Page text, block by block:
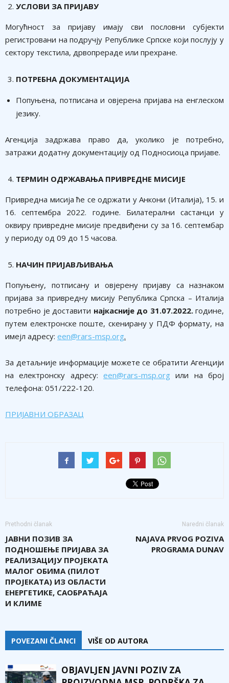
УСЛОВИ ЗА ПРИЈАВУ
Могућност за пријаву имају сви пословни субјекти
регистровани на подручју Републике Српске који послују у
сектору текстила, дрвопрераде или прехране.
ПОТРЕБНА ДОКУМЕНТАЦИЈА
Попуњена, потписана и овјерена пријава на енглеском
језику.
Агенција задржава право да, уколико је потребно,
затражи додатну документацију од Подносиоца пријаве.
ТЕРМИН ОДРЖАВАЊА ПРИВРЕДНЕ МИСИЈЕ
Привредна мисија ће се одржати у Анкони (Италија), 15. и
16. септембра 2022. године. Билатерални састанци у
оквиру привредне мисије предвиђени су за 16. септембар
у периоду од 09 до 15 часова.
НАЧИН ПРИЈАВЉИВАЊА
Попуњену, потписану и овјерену пријаву са назнаком
пријава за привредну мисију Република Српска – Италија
потребно је доставити најкасније до 31.07.2022.године,
путем електронске поште, скенирану у ПДФ формату, на
имејл адресу: een@rars-msp.org.
За детаљније информације можете се обратити Агенцији
на електронску адресу: een@rars-msp.org или на број
телефона: 051/222-120.
ПРИЈАВНИ ОБРАЗАЦ
Prethodni članak
ЈАВНИ ПОЗИВ ЗА
ПОДНОШЕЊЕ ПРИЈАВА ЗА
РЕАЛИЗАЦИЈУ ПРОЈЕКАТА
МАЛОГ ОБИМА (ПИЛОТ
ПРОЈЕКАТА) ИЗ ОБЛАСТИ
ЕНЕРГЕТИКЕ, САОБРАЋАЈА
И КЛИМЕ
Naredni članak
NAJAVA PRVOG POZIVA
PROGRAMA DUNAV
POVEZANI ČLANCI VIŠE OD AUTORA
OBJAVLJEN JAVNI POZIV ZA